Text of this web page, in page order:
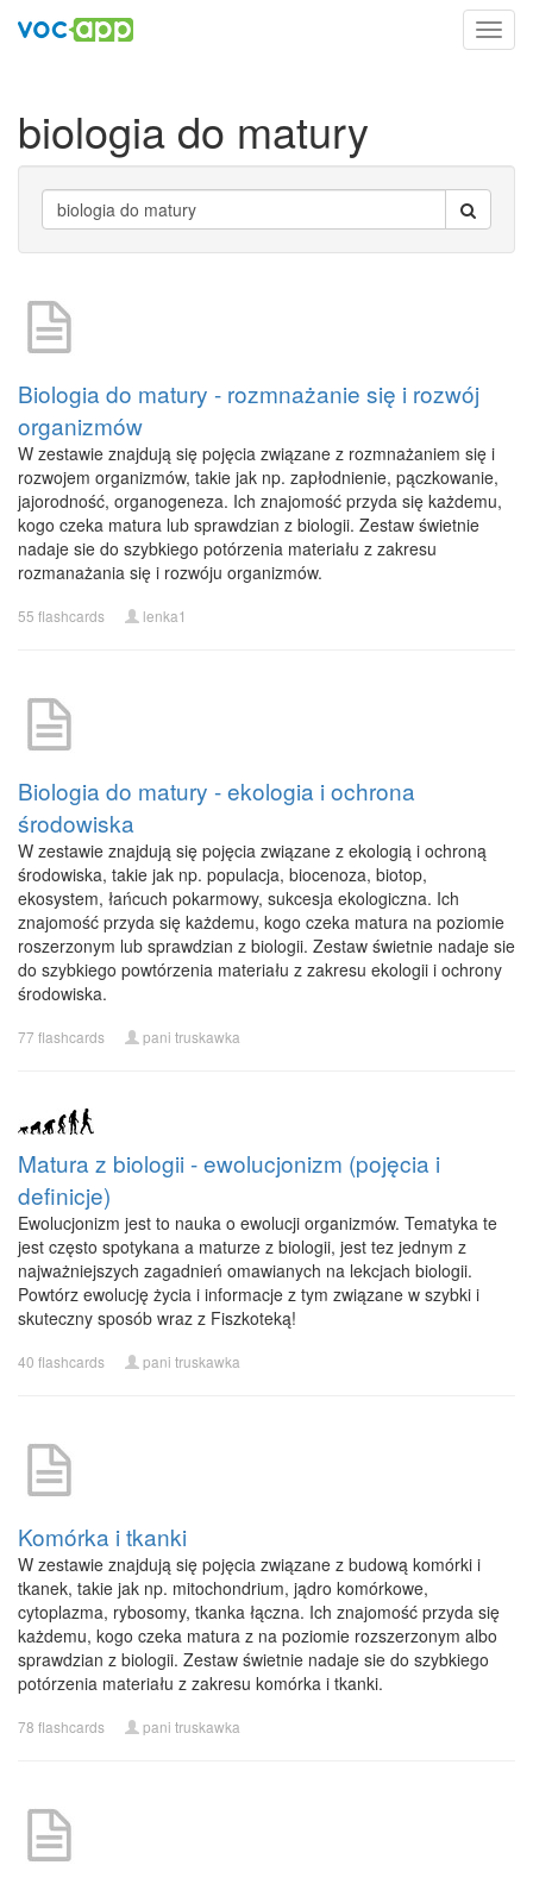
biologia do matury
Biologia do matury - rozmnażanie się i rozwój
organizmów
W zestawie znajdują się pojęcia związane z rozmnażaniem się i
rozwojem organizmów, takie jak np. zapłodnienie, pączkowanie,
jajorodność, organogeneza. Ich znajomość przyda się każdemu,
kogo czeka matura lub sprawdzian z biologii. Zestaw świetnie
nadaje sie do szybkiego potórzenia materiału z zakresu
rozmanażania się i rozwóju organizmów.
55 flashcards lenka1
Biologia do matury - ekologia i ochrona
środowiska
W zestawie znajdują się pojęcia związane z ekologią i ochroną
środowiska, takie jak np. populacja, biocenoza, biotop,
ekosystem, łańcuch pokarmowy, sukcesja ekologiczna. Ich
znajomość przyda się każdemu, kogo czeka matura na poziomie
roszerzonym lub sprawdzian z biologii. Zestaw świetnie nadaje sie
do szybkiego powtórzenia materiału z zakresu ekologii i ochrony
środowiska.
77 flashcards pani truskawka
Matura z biologii - ewolucjonizm (pojęcia i
definicje)
Ewolucjonizm jest to nauka o ewolucji organizmów. Tematyka te
jest często spotykana a maturze z biologii, jest tez jednym z
najważniejszych zagadnień omawianych na lekcjach biologii.
Powtórz ewolucję życia i informacje z tym związane w szybki i
skuteczny sposób wraz z Fiszkoteką!
40 flashcards pani truskawka
Komórka i tkanki
W zestawie znajdują się pojęcia związane z budową komórki i
tkanek, takie jak np. mitochondrium, jądro komórkowe,
cytoplazma, rybosomy, tkanka łączna. Ich znajomość przyda się
każdemu, kogo czeka matura z na poziomie rozszerzonym albo
sprawdzian z biologii. Zestaw świetnie nadaje sie do szybkiego
potórzenia materiału z zakresu komórka i tkanki.
78 flashcards pani truskawka